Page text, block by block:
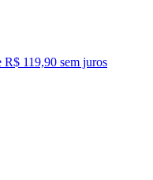
R$ 119,90 sem juros